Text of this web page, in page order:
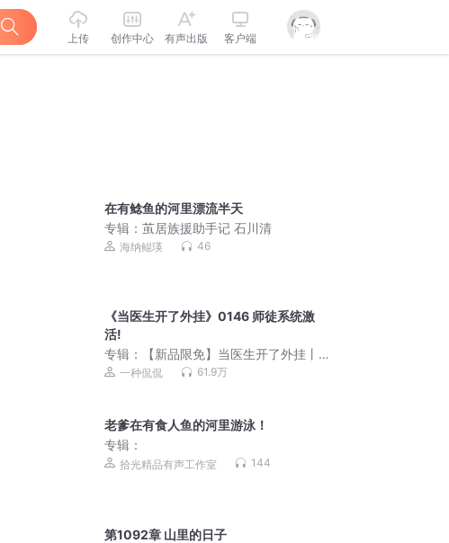
上传 创作中心 有声出版 客户端
在有鲶鱼的河里漂流半天
专辑：茧居族援助手记 石川清
海纳鲲瑛 46
《当医生开了外挂》0146 师徒系统激
活!
专辑：
【新品限免】当医生开了外挂丨
都市爆爽多人剧丨喜马拉雅铁三角
一种侃侃 61.9万
老爹在有食人鱼的河里游泳！
专辑：
拾光精品有声工作室 144
第1092章 山里的日子